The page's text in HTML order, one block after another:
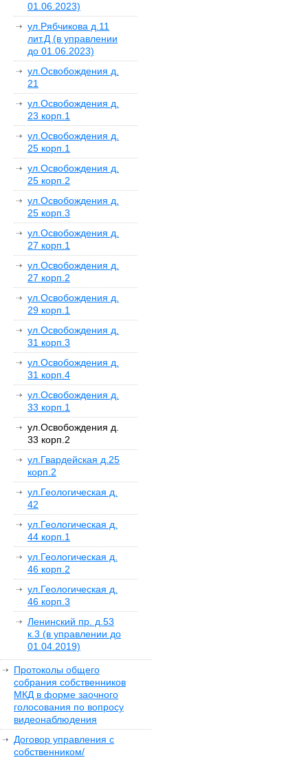
01.06.2023)
ул.Рябчикова д.11
лит.Д (в управлении
до 01.06.2023)
ул.Освобождения д.
21
ул.Освобождения д.
23 корп.1
ул.Освобождения д.
25 корп.1
ул.Освобождения д.
25 корп.2
ул.Освобождения д.
25 корп.3
ул.Освобождения д.
27 корп.1
ул.Освобождения д.
27 корп.2
ул.Освобождения д.
29 корп.1
ул.Освобождения д.
31 корп.3
ул.Освобождения д.
31 корп.4
ул.Освобождения д.
33 корп.1
ул.Освобождения д.
33 корп.2
ул.Гвардейская д.25
корп.2
ул.Геологическая д.
42
ул.Геологическая д.
44 корп.1
ул.Геологическая д.
46 корп.2
ул.Геологическая д.
46 корп.3
Ленинский пр. д.53
к.3 (в управлении до
01.04.2019)
Протоколы общего
собрания собственников
МКД в форме заочного
голосования по вопросу
видеонаблюдения
Договор управления с
собственником/